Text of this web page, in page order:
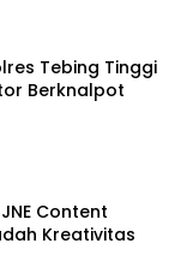
Tebing Tinggi
Berknalpot
Content
Kreativitas